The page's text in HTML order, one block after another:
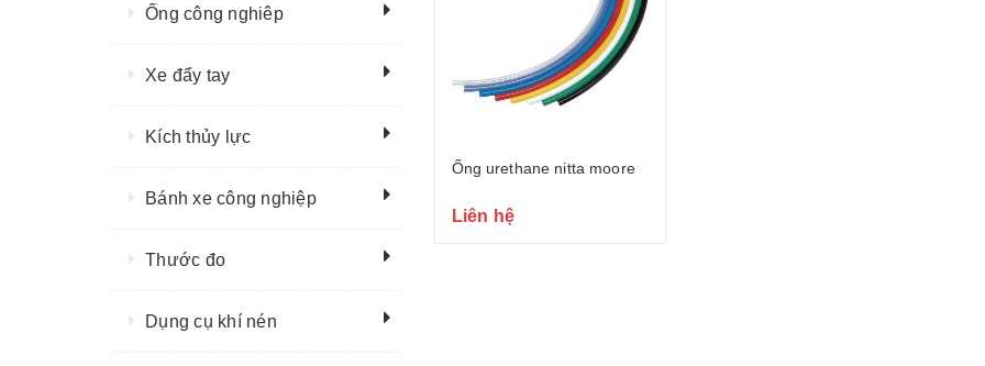
Ống urethane nitta moore
Liên hệ
Ống công nghiêp
Xe đẩy tay
Kích thủy lực
Bánh xe công nghiệp
Thước đo
Dụng cụ khí nén